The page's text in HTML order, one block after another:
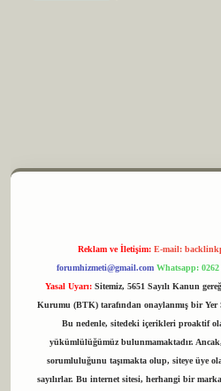
Reklam ve İletişim: E-mail:
forumhizmeti@gmail.com Whatsapp: 0262
Yasal Uyarı: Sitemiz, 5651 Sayılı Kanun
Kurumu (BTK) tarafından onaylanmış bir Yer
Bu nedenle, sitedeki içerikleri proaktif
yükümlülüğümüz bulunmamaktadır.
sorumluluğunu taşımakta olup, siteye üye
sayılırlar. Bu internet sitesi, herhangi bir